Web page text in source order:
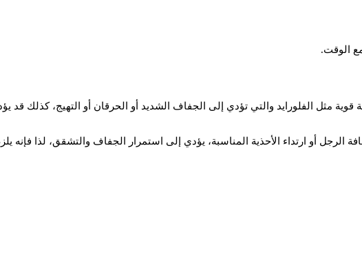
الوقت.
مثل الفلورايد والتي تؤدي إلى الجفاف الشديد أو الحرقان أو التهيج، كذلك قد
الرجل أو ارتداء الأحذية المناسبة، يؤدي إلى استمرار الجفاف والتشقق، لذا فإنه